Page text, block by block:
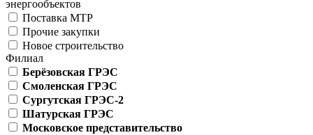
энергообъектов
Поставка МТР
Прочие закупки
Новое строительство
Филиал
Берёзовская ГРЭС
Смоленская ГРЭС
Сургутская ГРЭС-2
Шатурская ГРЭС
Московское представительство